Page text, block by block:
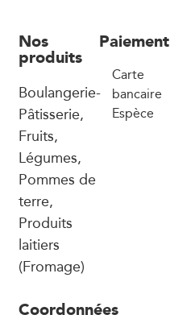
Nos
produits
Boulangerie-
Pâtisserie,
Fruits,
Légumes,
Pommes de
terre,
Produits
laitiers
(Fromage)
Paiement
Carte
bancaire
Espèce
Coordonnées